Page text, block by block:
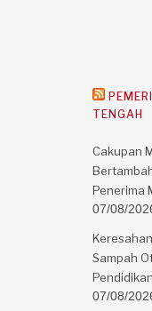
TENGAH
Cakupan
Penerima
07/08/
Sampah
07/08/